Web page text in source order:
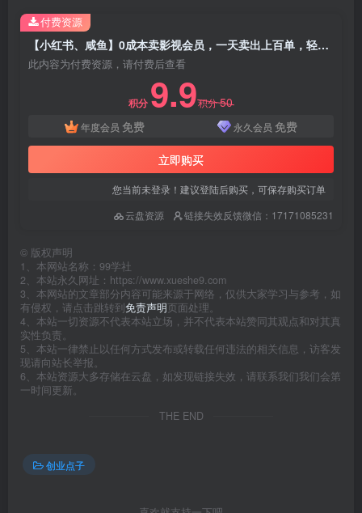
【小红书、咸鱼】0成本卖影视会员，一天卖出上百单，轻轻松松日入1000+
此内容为付费资源，请付费后查看
积分 9.9积分50
年度会员 免费 永久会员 免费
立即购买
您当前未登录！建议登陆后购买，可保存购买订单
云盘资源
链接失效反馈微信：17171085231
付费资源
© 版权声明
1、本网站名称：99学社
2、本站永久网址：https://www.xueshe9.com
3、本网站的文章部分内容可能来源于网络，仅供大家学习与参考，如
有侵权，请点击跳转到免责声明页面处理。
4、本站一切资源不代表本站立场，并不代表本站赞同其观点和对其真
实性负责。
5、本站一律禁止以任何方式发布或转载任何违法的相关信息，访客发
现请向站长举报。
6、本站资源大多存储在云盘，如发现链接失效，请联系我们我们会第
一时间更新。
THE END
创业点子